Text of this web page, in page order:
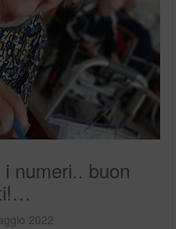
numeri.. buon
2022